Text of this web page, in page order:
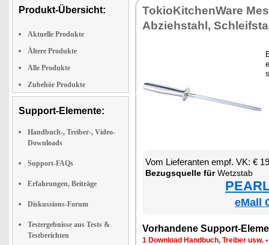
Produkt-Übersicht:
Aktuelle Produkte
Ältere Produkte
Alle Produkte
Zubehör Produkte
Support-Elemente:
Handbuch-, Treiber-, Video-
Downloads
Support-FAQs
Erfahrungen, Beiträge
Diskussions-Forum
Testergebnisse aus Tests &
Testberichten
To­kio­Kit­chen­Wa­re
Ab­zieh­stahl,
Vom Lie­fe­ran­ten empf. VK: €
Be­zugs­quel­le fürWetz­stab
eMall
Vor­han­de­ne Sup­port-
1 Down­load Hand­buch, Trei­ber usw. •